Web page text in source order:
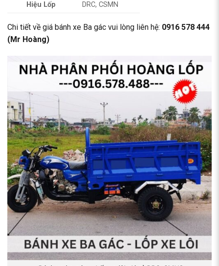
Hiệu Lốp DRC, CSMN
Chi tiết về giá bánh xe Ba gác vui lòng liên hệ: 0916 578 444
(Mr Hoàng)